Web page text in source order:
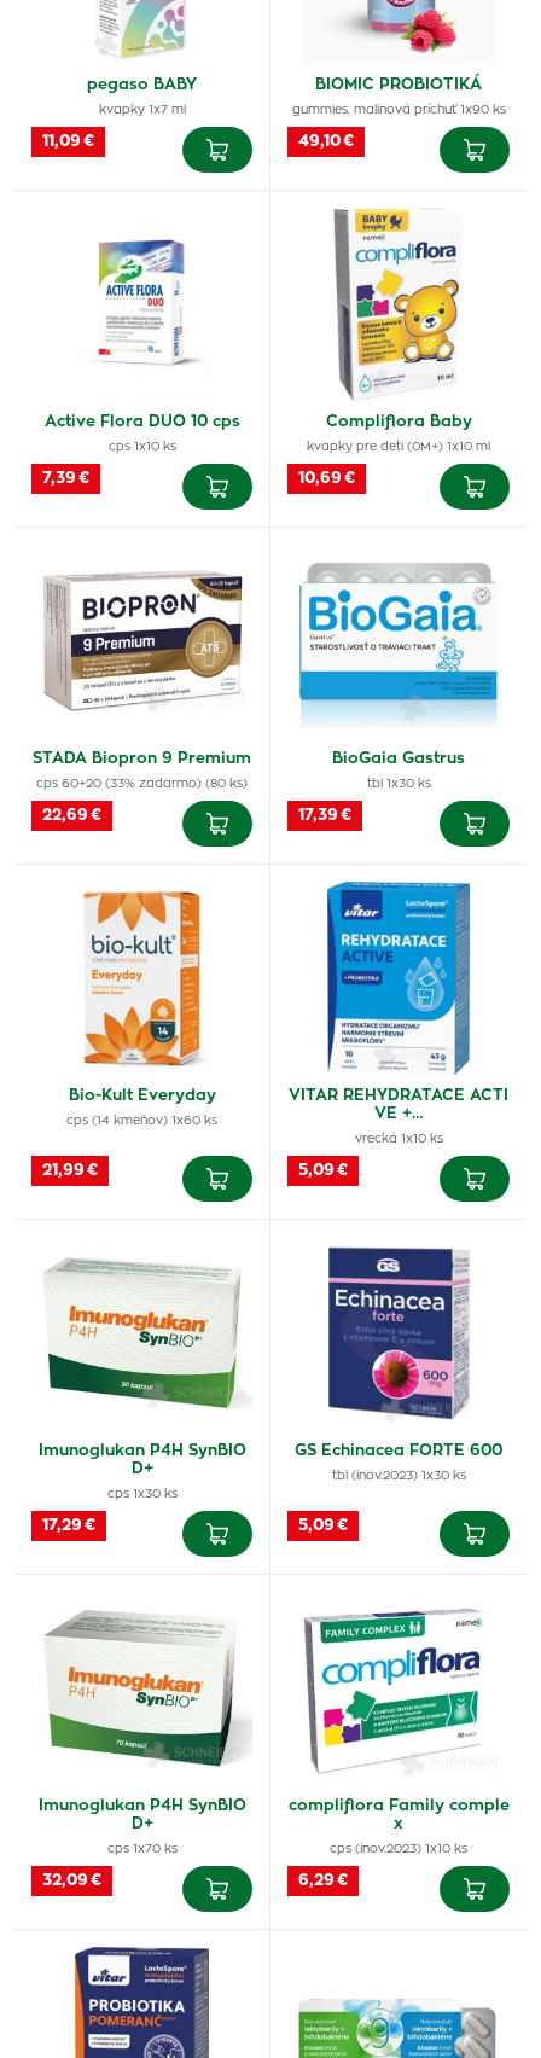
pegaso BABY
kvapky 1x7 ml
11,09 €
BIOMIC PROBIOTIKÁ
gummies, malinová príchuť 1x90 ks
49,10 €
Active Flora DUO 10 cps
cps 1x10 ks
7,39 €
Compliflora Baby
kvapky pre deti (0M+) 1x10 ml
10,69 €
STADA Biopron 9 Premium
cps 60+20 (33% zadarmo) (80 ks)
22,69 €
BioGaia Gastrus
tbl 1x30 ks
17,39 €
Bio-Kult Everyday
cps (14 kmeňov) 1x60 ks
21,99 €
VITAR REHYDRATACE ACTI
VE +…
vrecká 1x10 ks
5,09 €
Imunoglukan P4H SynBIO
D+
cps 1x30 ks
17,29 €
GS Echinacea FORTE 600
tbl (inov.2023) 1x30 ks
5,09 €
Imunoglukan P4H SynBIO
D+
cps 1x70 ks
32,09 €
compliflora Family comple
x
cps (inov.2023) 1x10 ks
6,29 €